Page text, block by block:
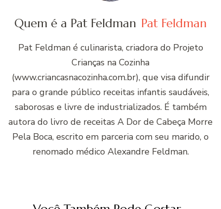
Quem é a Pat Feldman Pat Feldman
Pat Feldman é culinarista, criadora do Projeto
Crianças na Cozinha
(www.criancasnacozinha.com.br), que visa difundir
para o grande público receitas infantis saudáveis,
saborosas e livre de industrializados. É também
autora do livro de receitas A Dor de Cabeça Morre
Pela Boca, escrito em parceria com seu marido, o
renomado médico Alexandre Feldman.